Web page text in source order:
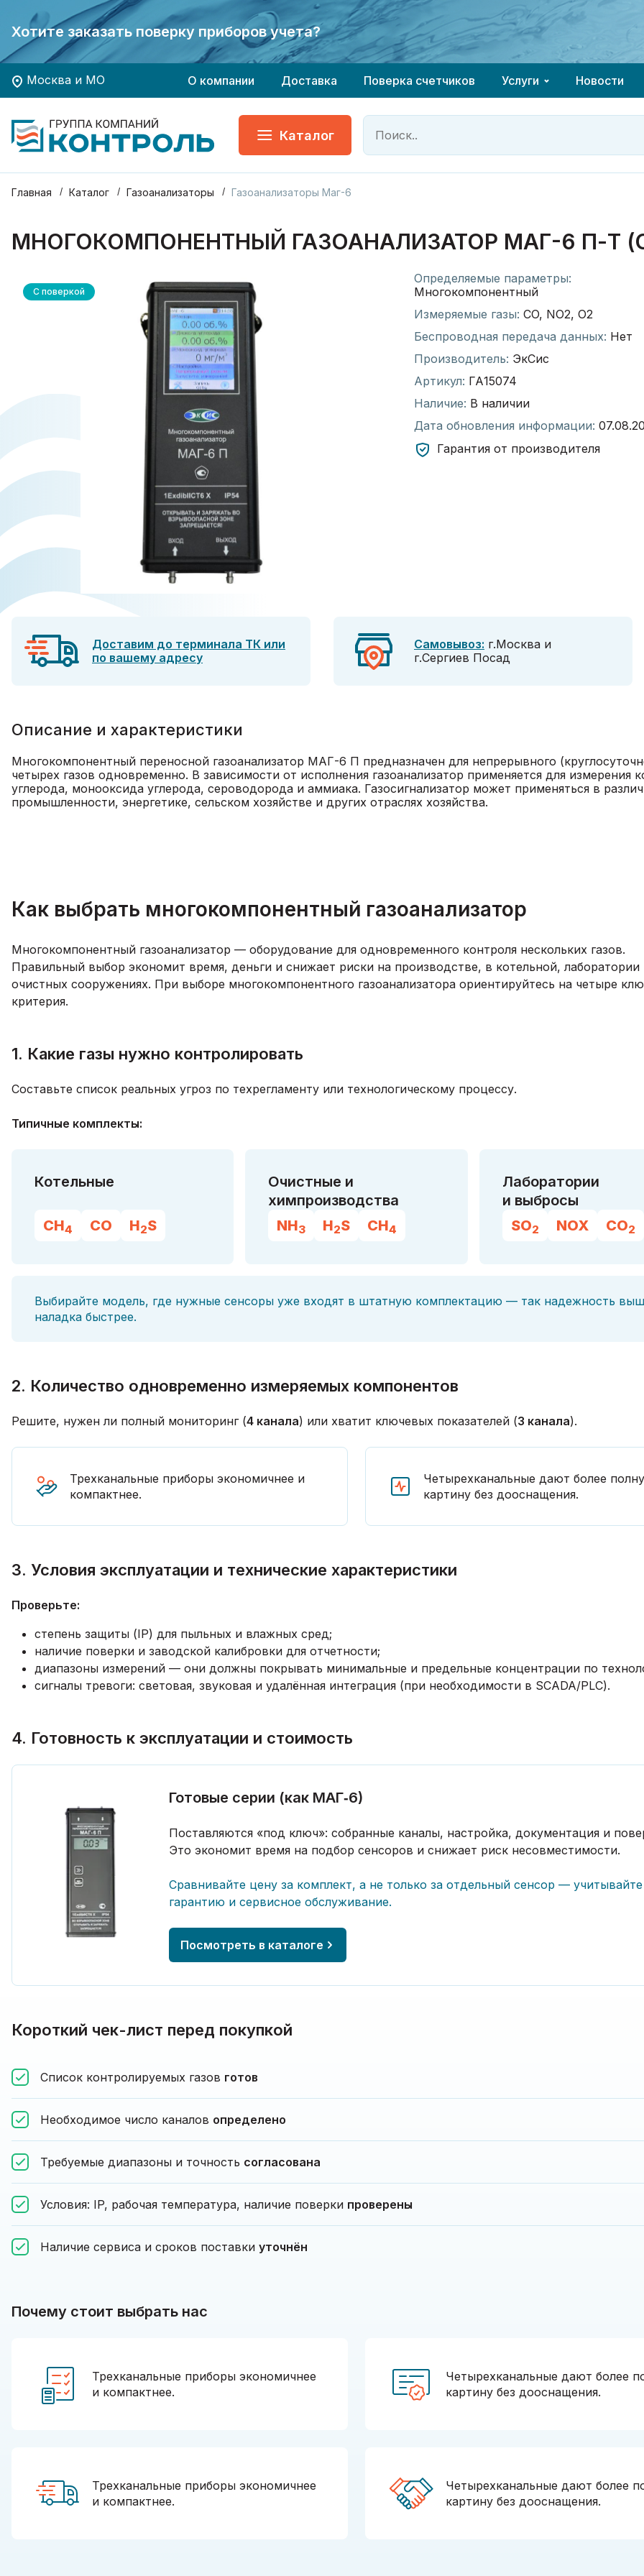
Экономьте время и деньги - заказывайте оборудование у компании ГК КОНТРОЛЬ
ГК КОНТРОЛЬ - Ваш надёжный партнёр
Хотите заказать поверку приборов учета?
Экономьте время и деньги - заказывайте оборудование у компании ГК КОНТРОЛЬ
ГК КОНТРОЛЬ - Ваш надёжный партнёр
Хотите заказать поверку приборов учета?
Москва и МО О компании Доставка Поверка счетчиков Услуги Новости
Каталог
Главная Каталог Газоанализаторы Газоанализаторы Маг-6
МНОГОКОМПОНЕНТНЫЙ ГАЗОАНАЛИЗАТОР МАГ-6 П-Т
С поверкой
Определяемые параметры:
Многокомпонентный
Измеряемые газы: CO, NO2, O2
Беспроводная передача данных: Нет
Производитель: ЭкСис
Артикул: ГА15074
Наличие: В наличии
Дата обновления информации:
Гарантия от производителя
Доставим до терминала ТК или
по вашему адресу
Самовывоз: г.Москва и
г.Сергиев Посад
Описание и характеристики
Многокомпонентный переносной газоанализатор МАГ-6 П предназначен для непрерывного
четырех газов одновременно. В зависимости от исполнения газоанализатор применяется для
углерода, монооксида углерода, сероводорода и аммиака. Газосигнализатор может применяться в
промышленности, энергетике, сельском хозяйстве и других отраслях хозяйства.
Как выбрать многокомпонентный газоанализатор
Многокомпонентный газоанализатор — оборудование для одновременного контроля нескольких газов.
Правильный выбор экономит время, деньги и снижает риски на производстве, в котельной, лаборатории
очистных сооружениях. При выборе многокомпонентного газоанализатора ориентируйтесь на четыре
критерия.
1. Какие газы нужно контролировать
Составьте список реальных угроз по техрегламенту или технологическому процессу.
Типичные комплекты:
Котельные
CH4 CO H2S
Очистные и
химпроизводства
NH3 H2S CH4
Лаборатории
и выбросы
SO2 NOX CO2
Выбирайте модель, где нужные сенсоры уже входят в штатную комплектацию — так надежность
наладка быстрее.
2. Количество одновременно измеряемых компонентов
Решите, нужен ли полный мониторинг (4 канала) или хватит ключевых показателей (3 канала).
Трехканальные приборы экономичнее и
компактнее.
Четырехканальные дают более
картину без дооснащения.
3. Условия эксплуатации и технические характеристики
Проверьте:
степень защиты (IP) для пыльных и влажных сред;
наличие поверки и заводской калибровки для отчетности;
диапазоны измерений — они должны покрывать минимальные и предельные концентрации по
сигналы тревоги: световая, звуковая и удалённая интеграция (при необходимости в SCADA/PLC).
4. Готовность к эксплуатации и стоимость
Готовые серии (как МАГ‑6)
Поставляются «под ключ»: собранные каналы, настройка, документация и
Это экономит время на подбор сенсоров и снижает риск несовместимости.
Сравнивайте цену за комплект, а не только за отдельный сенсор — учитывайте
гарантию и сервисное обслуживание.
Посмотреть в каталоге
Короткий чек-лист перед покупкой
Список контролируемых газов готов
Необходимое число каналов определено
Требуемые диапазоны и точность согласована
Условия: IP, рабочая температура, наличие поверки проверены
Наличие сервиса и сроков поставки уточнён
Почему стоит выбрать нас
Трехканальные приборы экономичнее
и компактнее.
Четырехканальные дают более
картину без дооснащения.
Трехканальные приборы экономичнее
и компактнее.
Четырехканальные дают более
картину без дооснащения.